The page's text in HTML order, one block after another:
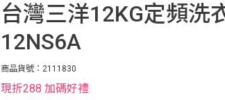
台灣三洋12KG定頻洗
12NS6A
商品貨號：2111830
現折288 加碼好禮